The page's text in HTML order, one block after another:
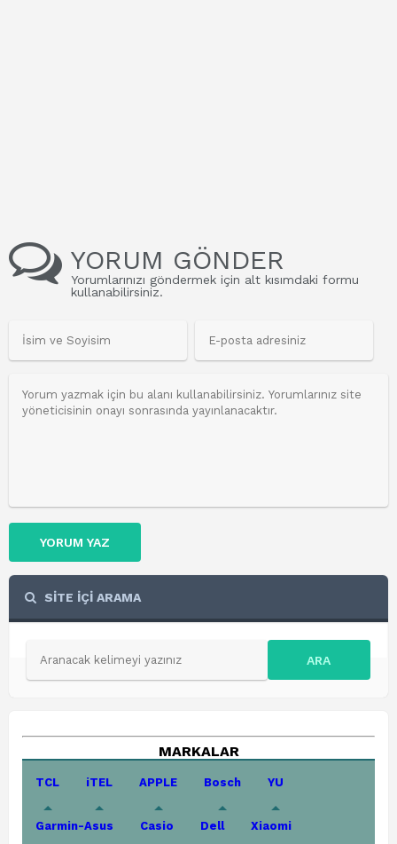
YORUM GÖNDER
Yorumlarınızı göndermek için alt kısımdaki formu
kullanabilirsiniz.
YORUM YAZ
SİTE İÇİ ARAMA
ARA
MARKALAR
TCL iTEL APPLE Bosch YU
Garmin-Asus Casio Dell Xiaomi